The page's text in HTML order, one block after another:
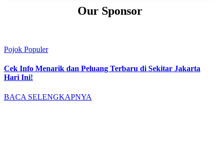
Our Sponsor
Pojok Populer
Cek Info Menarik dan Peluang Terbaru di Sekitar Jakarta
Hari Ini!
BACA SELENGKAPNYA